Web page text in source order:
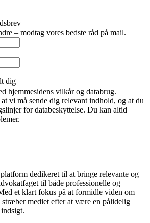
– modtag vores bedste råd på mail.
dig
hjemmesidens vilkår og databrug.
vi må sende dig relevant indhold, og at du
for databeskyttelse. Du kan altid
dedikeret til at bringe relevante og
til både professionelle og
et klart fokus på at formidle viden om
mediet efter at være en pålidelig